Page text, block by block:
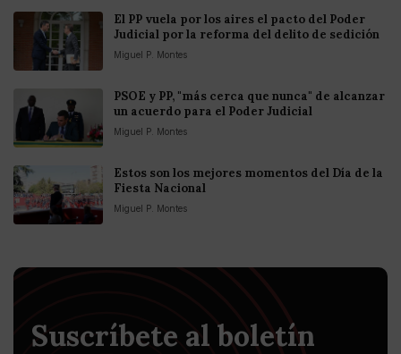
El PP vuela por los aires el pacto del Poder
Judicial por la reforma del delito de sedición
Miguel P. Montes
PSOE y PP, "más cerca que nunca" de alcanzar
un acuerdo para el Poder Judicial
Miguel P. Montes
Estos son los mejores momentos del Día de la
Fiesta Nacional
Miguel P. Montes
Suscríbete al boletín